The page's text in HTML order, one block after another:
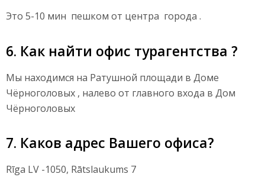
Это 5-10 мин пешком от центра города .
6. Как найти офис турагентства ?
Мы находимся на Ратушной площади в Доме
Чёрноголовых , налево от главного входа в Дом
Чёрноголовых
7. Каков адрес Вашего офиса?
Rīga LV -1050, Rātslaukums 7